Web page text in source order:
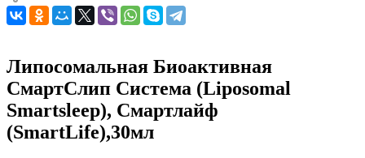
Липосомальная Биоактивная
СмартСлип Система (Liposomal
Smartsleep), Смартлайф
(SmartLife),30мл